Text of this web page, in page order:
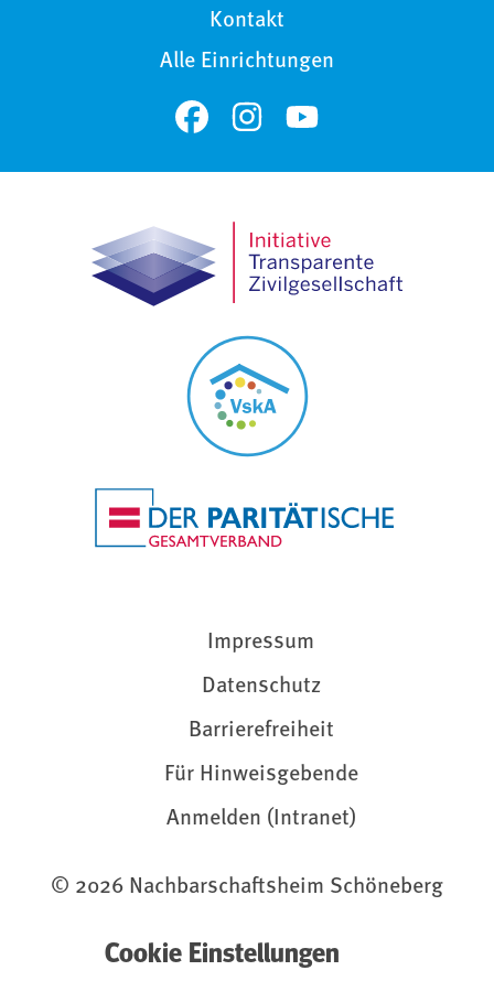
Kontakt
Alle Einrichtungen
Impressum
Datenschutz
Barrierefreiheit
Für Hinweisgebende
Anmelden (Intranet)
© 2026 Nachbarschaftsheim Schöneberg
Cookie Einstellungen